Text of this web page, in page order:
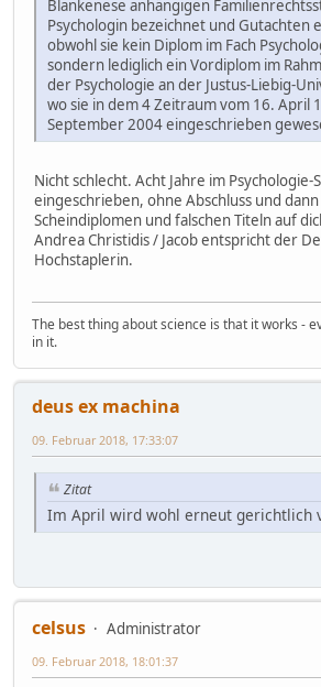
Blankenese anhängigen
Psychologin bezeichnet und Gutachten
obwohl sie kein Diplom im Fach
sondern lediglich ein Vordiplom im
der Psychologie an der Justus-Liebig-
wo sie in dem 4 Zeitraum vom 16. April
September 2004 eingeschrieben
Nicht schlecht. Acht Jahre im Psychologie-
eingeschrieben, ohne Abschluss und
Scheindiplomen und falschen Titeln auf
Andrea Christidis / Jacob entspricht der
Hochstaplerin.
The best thing about science is that it works -
in it.
deus ex machina
09. Februar 2018, 17:33:07
Zitat
Im April wird wohl erneut gerichtlich
celsus
Administrator
09. Februar 2018, 18:01:37